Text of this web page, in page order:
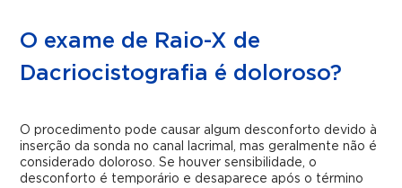
O exame de Raio-X de
Dacriocistografia é doloroso?
O procedimento pode causar algum desconforto devido à
inserção da sonda no canal lacrimal, mas geralmente não é
considerado doloroso. Se houver sensibilidade, o
desconforto é temporário e desaparece após o término